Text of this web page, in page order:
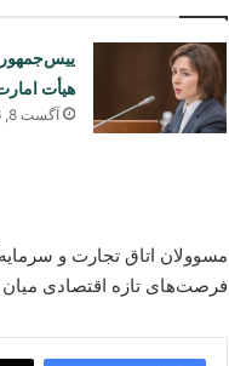
ییس‌جمهور
هیأت
آگست 8, 2026
مسوولان اتاق تجارت و
فرصت‌های تازه اقتصادی